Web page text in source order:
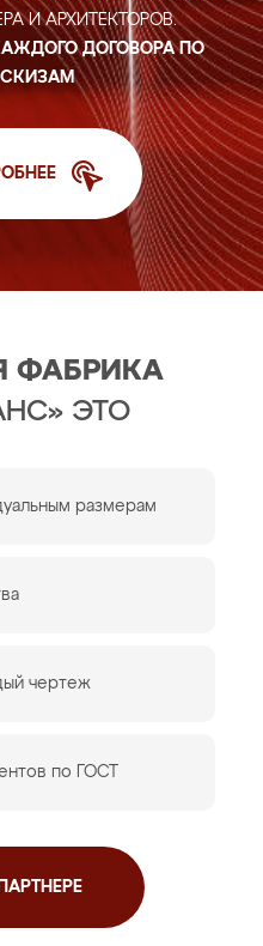
И АРХИТЕКТОРОВ.
ДОГОВОРА ПО
ФАБРИКА
ЭТО
размерам
чертеж
по ГОСТ